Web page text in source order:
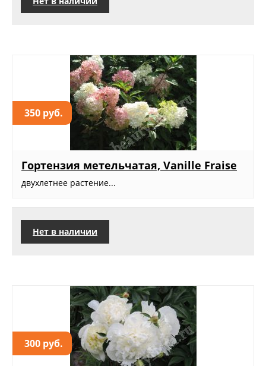
350 руб.
Гортензия метельчатая, Vanille Fraise
двухлетнее растение...
Нет в наличии
300 руб.